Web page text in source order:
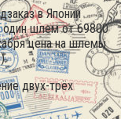
в Японии
один шлем от 69800
цена на шлемы
двух-трёх